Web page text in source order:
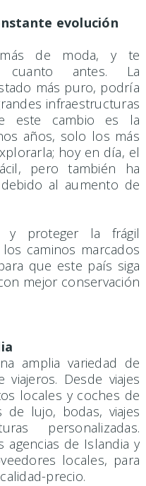
evolución
de moda, y te
cuanto antes. La
más puro, podría
infraestructuras
este cambio es la
años, solo los más
hoy en día, el
pero también ha
al aumento de
y proteger la frágil
caminos marcados
que este país siga
mejor conservación
amplia variedad de
Desde viajes
locales y coches de
de lujo, bodas, viajes
personalizadas.
agencias de Islandia y
locales, para
precio.